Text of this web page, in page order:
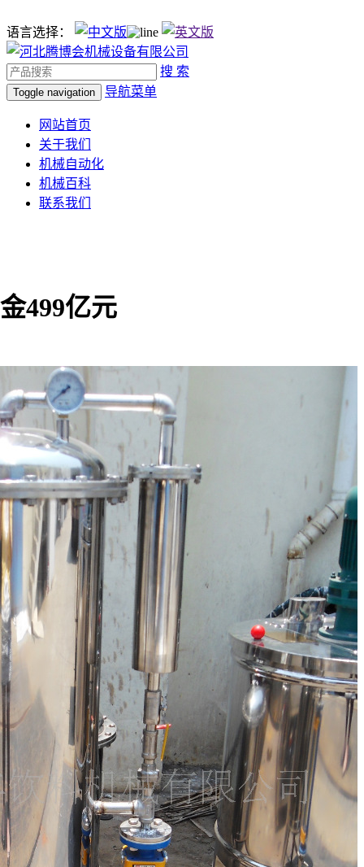
语言选择：
搜 索
Toggle navigation 导航菜单
网站首页
关于我们
机械自动化
机械百科
联系我们
499亿元